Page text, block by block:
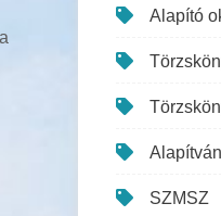
Alapító
SZMSZ